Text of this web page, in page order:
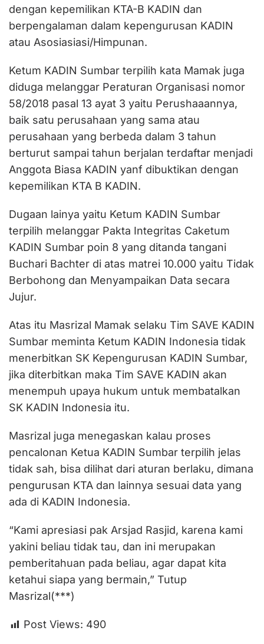
dengan kepemilikan KTA-B KADIN dan
berpengalaman dalam kepengurusan KADIN
atau Asosiasiasi/Himpunan.
Ketum KADIN Sumbar terpilih kata Mamak juga
diduga melanggar Peraturan Organisasi nomor
58/2018 pasal 13 ayat 3 yaitu Perushaaannya,
baik satu perusahaan yang sama atau
perusahaan yang berbeda dalam 3 tahun
berturut sampai tahun berjalan terdaftar menjadi
Anggota Biasa KADIN yanf dibuktikan dengan
kepemilikan KTA B KADIN.
Dugaan lainya yaitu Ketum KADIN Sumbar
terpilih melanggar Pakta Integritas Caketum
KADIN Sumbar poin 8 yang ditanda tangani
Buchari Bachter di atas matrei 10.000 yaitu Tidak
Berbohong dan Menyampaikan Data secara
Jujur.
Atas itu Masrizal Mamak selaku Tim SAVE KADIN
Sumbar meminta Ketum KADIN Indonesia tidak
menerbitkan SK Kepengurusan KADIN Sumbar,
jika diterbitkan maka Tim SAVE KADIN akan
menempuh upaya hukum untuk membatalkan
SK KADIN Indonesia itu.
Masrizal juga menegaskan kalau proses
pencalonan Ketua KADIN Sumbar terpilih jelas
tidak sah, bisa dilihat dari aturan berlaku, dimana
pengurusan KTA dan lainnya sesuai data yang
ada di KADIN Indonesia.
“Kami apresiasi pak Arsjad Rasjid, karena kami
yakini beliau tidak tau, dan ini merupakan
pemberitahuan pada beliau, agar dapat kita
ketahui siapa yang bermain,” Tutup
Masrizal(***)
Post Views: 490